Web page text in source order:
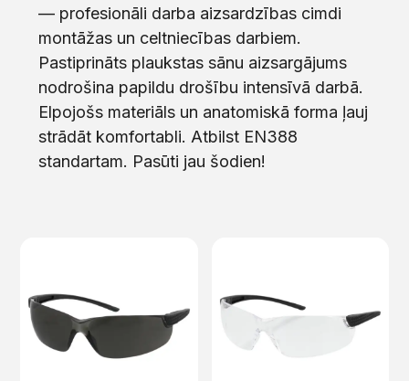
— profesionāli darba aizsardzības cimdi
montāžas un celtniecības darbiem.
Pastiprināts plaukstas sānu aizsargājums
nodrošina papildu drošību intensīvā darbā.
Elpojošs materiāls un anatomiskā forma ļauj
strādāt komfortabli. Atbilst EN388
standartam. Pasūti jau šodien!